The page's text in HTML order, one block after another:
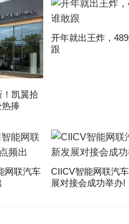
凯翼拾
捧
开年就出王炸，
跟
网联汽车
CIICV智能网联汽
展对接会成功举办!